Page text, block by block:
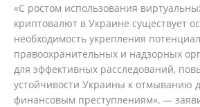
«С ростом использования
криптовалют в Украине существует
необходимость укрепления
правоохранительных и надзорных
для эффективных расследований,
устойчивости Украины к отмыванию
финансовым преступлениям», —